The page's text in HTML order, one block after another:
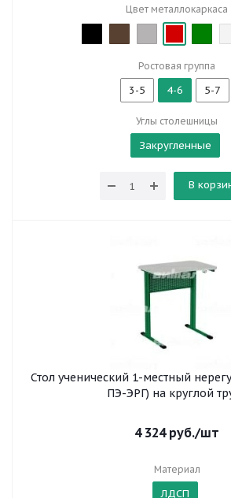
Цвет металлокаркаса
Ростовая группа
3-5 4-6 5-7
Углы столешницы
Закругленные
В
Стол ученический 1-местный
ПЭ-ЭРГ) на круглой
4 324руб./шт
Материал
ЛДСП